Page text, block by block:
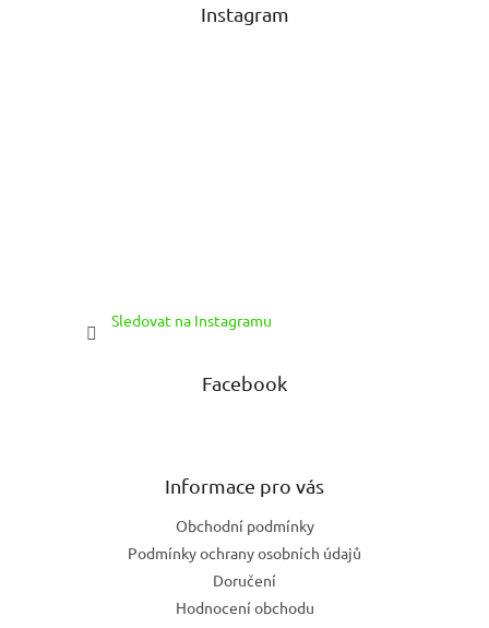
Instagram
Sledovat na Instagramu
Facebook
Informace pro vás
Obchodní podmínky
Podmínky ochrany osobních údajů
Doručení
Hodnocení obchodu